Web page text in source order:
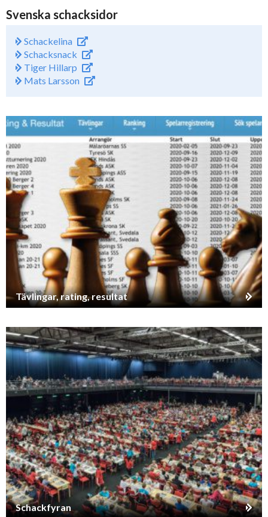
Svenska schacksidor
Schackelina
Schacksnack
Tiger Hillarp
Mats Larsson
Tävlingar, rating, resultat
Schackfyran